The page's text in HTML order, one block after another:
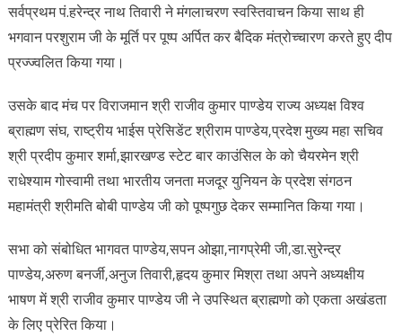
सर्वप्रथम पं.हरेन्द्र नाथ तिवारी ने मंगलाचरण स्वस्तिवाचन किया साथ ही
भगवान परशुराम जी के मूर्ति पर पूष्प अर्पित कर बैदिक मंत्रोच्चारण करते हुए दीप
प्रज्ज्वलित किया गया।
उसके बाद मंच पर विराजमान श्री राजीव कुमार पाण्डेय राज्य अध्यक्ष विश्व
ब्राह्मण संघ, राष्ट्रीय भाईस प्रेसिडेंट श्रीराम पाण्डेय,प्रदेश मुख्य महा सचिव
श्री प्रदीप कुमार शर्मा,झारखण्ड स्टेट बार काउंसिल के को चैयरमेन श्री
राधेश्याम गोस्वामी तथा भारतीय जनता मजदूर युनियन के प्रदेश संगठन
महामंत्री श्रीमति बोबी पाण्डेय जी को पूष्पगुछ देकर सम्मानित किया गया।
सभा को संबोधित भागवत पाण्डेय,सपन ओझा,नागप्रेमी जी,डा.सुरेन्द्र
पाण्डेय,अरुण बनर्जी,अनुज तिवारी,हृदय कुमार मिश्रा तथा अपने अध्यक्षीय
भाषण में श्री राजीव कुमार पाण्डेय जी ने उपस्थित ब्राह्मणो को एकता अखंडता
के लिए प्रेरित किया।